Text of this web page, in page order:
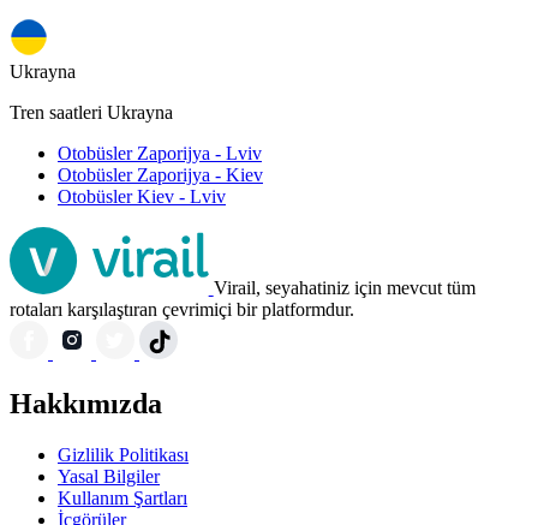
Ukrayna
Tren saatleri Ukrayna
Otobüsler Zaporijya - Lviv
Otobüsler Zaporijya - Kiev
Otobüsler Kiev - Lviv
Virail, seyahatiniz için mevcut tüm
rotaları karşılaştıran çevrimiçi bir platformdur.
Hakkımızda
Gizlilik Politikası
Yasal Bilgiler
Kullanım Şartları
İçgörüler